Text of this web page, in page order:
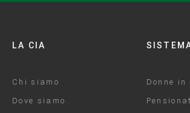
LA CIA
Chi siamo
Dove siamo
Donne in